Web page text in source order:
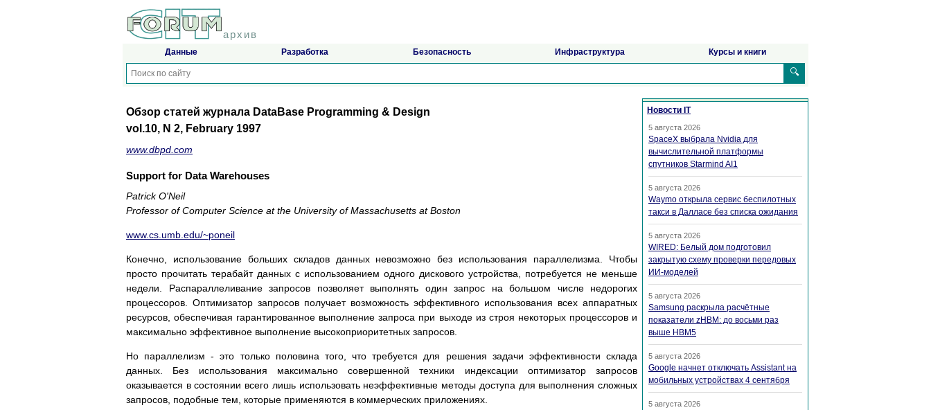
архив
Данные Разработка Безопасность Инфраструктура Курсы и книги
🔍
Обзор статей журнала DataBase Programming & Design
vol.10, N 2, February 1997
www.dbpd.com
Support for Data Warehouses
Patrick O'Neil
Professor of Computer Science at the University of Massachusetts at Boston
www.cs.umb.edu/~poneil
Конечно, использование больших складов данных невозможно без использования параллелизма. Чтобы
просто прочитать терабайт данных с использованием одного дискового устройства, потребуется не меньше
недели. Распараллеливание запросов позволяет выполнять один запрос на большом числе недорогих
процессоров. Оптимизатор запросов получает возможность эффективного использования всех аппаратных
ресурсов, обеспечивая гарантированное выполнение запроса при выходе из строя некоторых процессоров и
максимально эффективное выполнение высокоприоритетных запросов.
Но параллелизм - это только половина того, что требуется для решения задачи эффективности склада
данных. Без использования максимально совершенной техники индексации оптимизатор запросов
оказывается в состоянии всего лишь использовать неэффективные методы доступа для выполнения сложных
запросов, подобные тем, которые применяются в коммерческих приложениях.
Новости IT
5 августа 2026
SpaceX выбрала Nvidia для
вычислительной платформы
спутников Starmind AI1
5 августа 2026
Waymo открыла сервис беспилотных
такси в Далласе без списка ожидания
5 августа 2026
WIRED: Белый дом подготовил
закрытую схему проверки передовых
ИИ-моделей
5 августа 2026
Samsung раскрыла расчётные
показатели zHBM: до восьми раз
выше HBM5
5 августа 2026
Google начнет отключать Assistant на
мобильных устройствах 4 сентября
5 августа 2026